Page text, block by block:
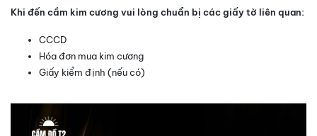
Khi đến cầm kim cương vui lòng chuẩn bị các giấy tờ liên quan:
CCCD
Hóa đơn mua kim cương
Giấy kiểm định (nếu có)